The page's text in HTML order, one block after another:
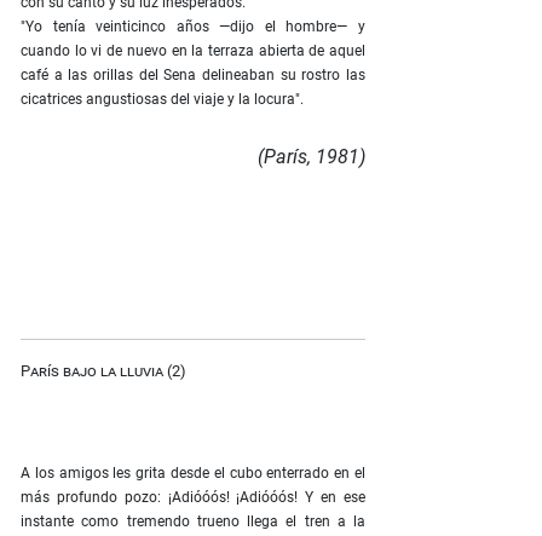
"Yo tenía veinticinco años —dijo el hombre— y
cuando lo vi de nuevo en la terraza abierta de aquel
café a las orillas del Sena delineaban su rostro las
cicatrices angustiosas del viaje y la locura".
(París, 1981)
París bajo la lluvia (2)
A los amigos les grita desde el cubo enterrado en el
más profundo pozo: ¡Adióóós! ¡Adióóós! Y en ese
instante como tremendo trueno llega el tren a la